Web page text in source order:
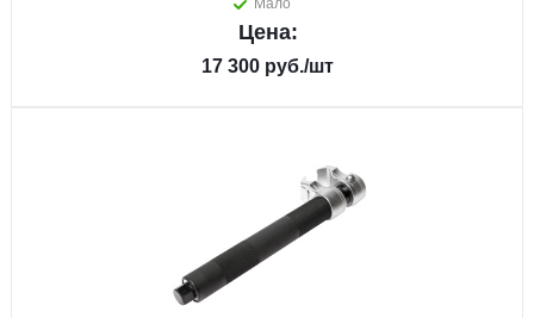
Мало
Цена:
17 300 руб./шт